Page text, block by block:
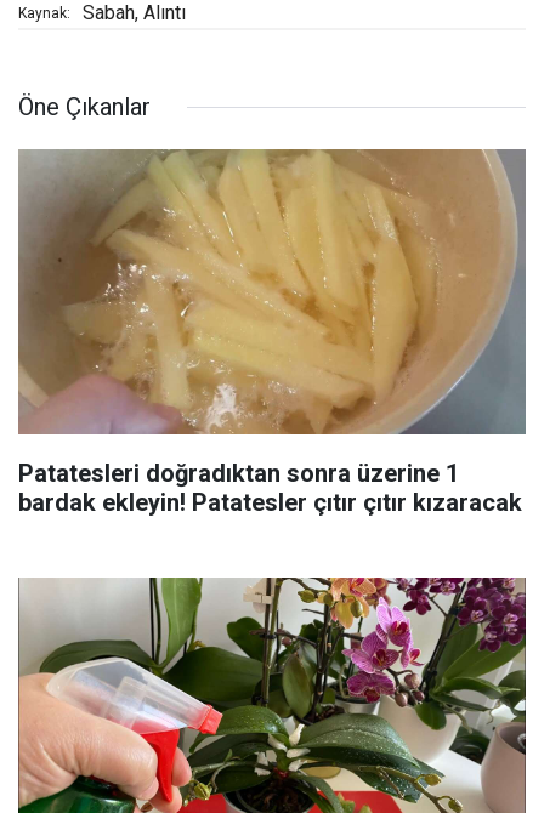
Kaynak: Sabah, Alıntı
Öne Çıkanlar
Patatesleri doğradıktan sonra üzerine 1
bardak ekleyin! Patatesler çıtır çıtır kızaracak